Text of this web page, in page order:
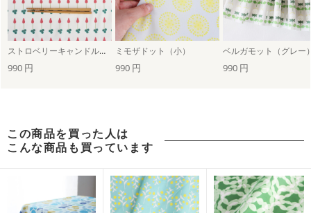
ストロベリーキャンドル（小） ミモザドット（小） ベルガモット（グレー
990 円 990 円 990 円
この商品を買った人は
こんな商品も買っています